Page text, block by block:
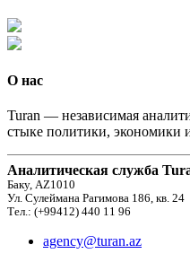
О нас
Turan — независимая
стыке политики, экономики
Аналитическая служба
Баку, AZ1010
Ул. Сулеймана Рагимова 186, кв. 24
Тел.: (+99412) 440 11 96
agency@turan.az